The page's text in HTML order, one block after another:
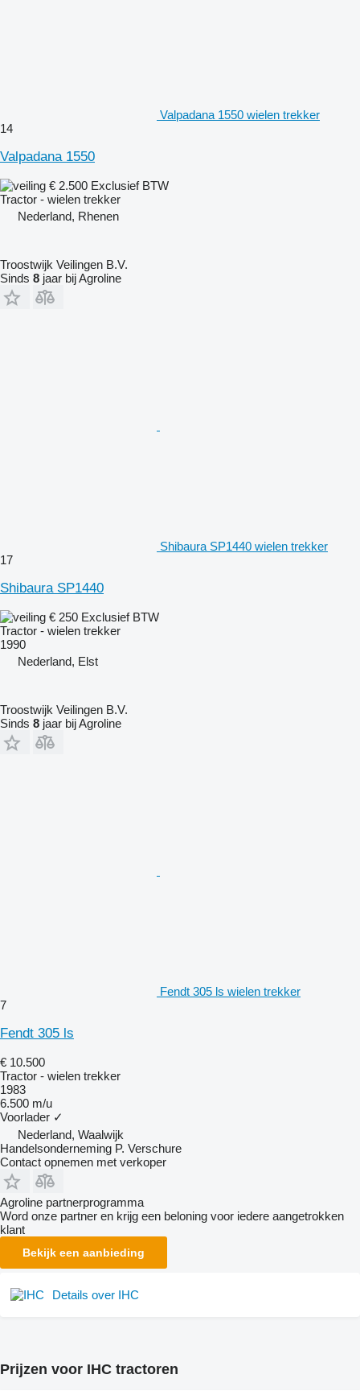
Valpadana 1550 wielen trekker
14
Valpadana 1550
€ 2.500 Exclusief BTW
Tractor - wielen trekker
Nederland, Rhenen
Troostwijk Veilingen B.V.
Sinds 8 jaar bij Agroline
Shibaura SP1440 wielen trekker
17
Shibaura SP1440
€ 250 Exclusief BTW
Tractor - wielen trekker
1990
Nederland, Elst
Troostwijk Veilingen B.V.
Sinds 8 jaar bij Agroline
Fendt 305 ls wielen trekker
7
Fendt 305 ls
€ 10.500
Tractor - wielen trekker
1983
6.500 m/u
Voorlader ✓
Nederland, Waalwijk
Handelsonderneming P. Verschure
Contact opnemen met verkoper
Agroline partnerprogramma
Word onze partner en krijg een beloning voor iedere aangetrokken
klant
Bekijk een aanbieding
Details over IHC
Prijzen voor IHC tractoren